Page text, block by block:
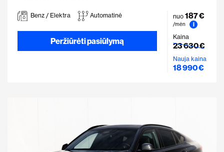
Benz / Elektra Automatinė
Peržiūrėti pasiūlymą
nuo 187 €
/mėn
i
Kaina
23 630 €
Nauja kaina
18 990 €